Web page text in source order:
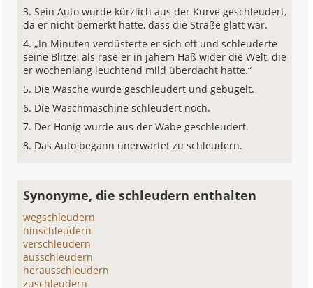
Sein Auto wurde kürzlich aus der Kurve geschleudert,
da er nicht bemerkt hatte, dass die Straße glatt war.
„In Minuten verdüsterte er sich oft und schleuderte
seine Blitze, als rase er in jähem Haß wider die Welt, die
er wochenlang leuchtend mild überdacht hatte.“
Die Wäsche wurde geschleudert und gebügelt.
Die Waschmaschine schleudert noch.
Der Honig wurde aus der Wabe geschleudert.
Das Auto begann unerwartet zu schleudern.
Synonyme, die schleudern enthalten
wegschleudern
hinschleudern
verschleudern
ausschleudern
herausschleudern
zuschleudern